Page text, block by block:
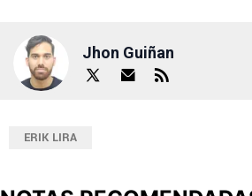
Jhon Guiñan
ERIK LIRA